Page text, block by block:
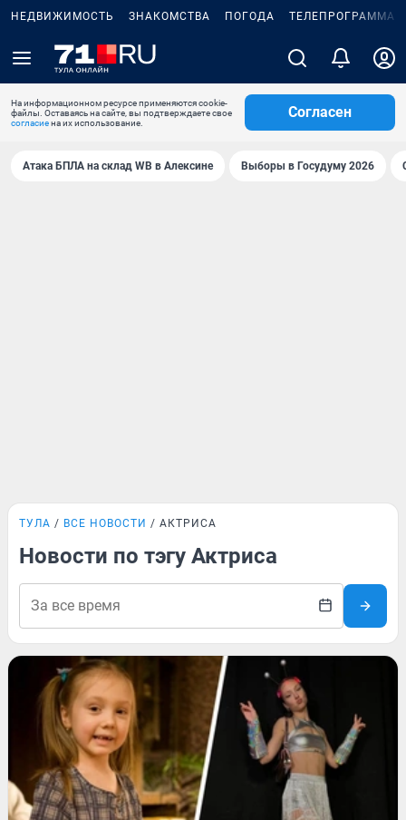
НЕДВИЖИМОСТЬ ЗНАКОМСТВА ПОГОДА ТЕЛЕПРОГРАММА
На информационном ресурсе применяются cookie-
файлы. Оставаясь на сайте, вы подтверждаете свое
согласиена их использование.
Согласен
Атака БПЛА на склад WB в Алексине Выборы в Госудуму 2026
ТУЛА ВСЕ НОВОСТИ АКТРИСА
Новости по тэгу Актриса